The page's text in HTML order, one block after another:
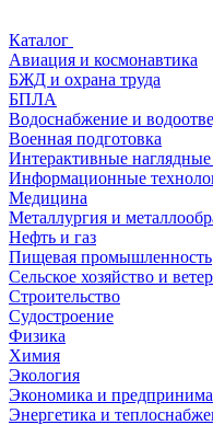
Каталог
Авиация и космонавтика
БЖД и охрана труда
БПЛА
Водоснабжение и
Военная подготовка
Интерактивные
Информационные
Медицина
Металлургия и
Нефть и газ
Пищевая промышленность
Сельское хозяйство и
Строительство
Судостроение
Физика
Химия
Экология
Экономика и
Энергетика и